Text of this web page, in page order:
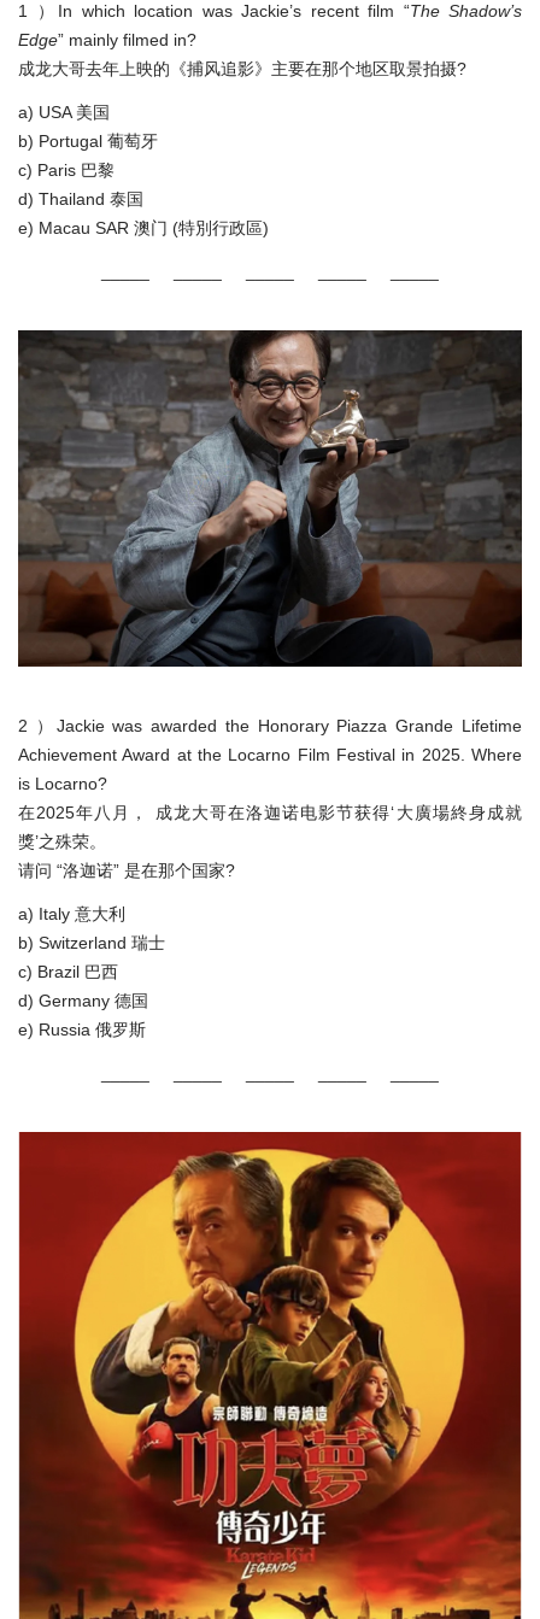
1 ）In which location was Jackie’s recent film “The Shadow’s
Edge” mainly filmed in?
成龙大哥去年上映的《捕风追影》主要在那个地区取景拍摄?
a) USA 美国
b) Portugal 葡萄牙
c) Paris 巴黎
d) Thailand 泰国
e) Macau SAR 澳门 (特別行政區)
2 ）Jackie was awarded the Honorary Piazza Grande Lifetime
Achievement Award at the Locarno Film Festival in 2025. Where
is Locarno?
在2025年八月， 成龙大哥在洛迦诺电影节获得‘大廣場終身成就
獎’之殊荣。
请问 “洛迦诺” 是在那个国家?
a) Italy 意大利
b) Switzerland 瑞士
c) Brazil 巴西
d) Germany 德国
e) Russia 俄罗斯